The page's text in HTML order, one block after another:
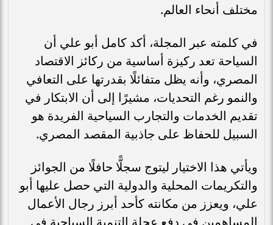
مختلف أنحاء العالم.
في كلمته عبر المجلة، أكد كامل أبو علي أن
السياحة تعد ركيزة أساسية من ركائز الاقتصاد
المصري، وأنه يظل متفائلًا بقدرتها على التعافي
والنمو رغم التحديات، مشيرًا إلى أن الابتكار في
تقديم الخدمات والتجارب السياحية الفريدة هو
السبيل للحفاظ على جاذبية المقصد المصري.
ويأتي هذا الاختيار ليتوج سجلًّا حافلًا من الجوائز
والتكريمات المحلية والدولية التي حصل عليها أبو
علي، ويعزز من مكانته كأحد أبرز رجال الأعمال
المساهمين في دفع عجلة التنمية السياحية في